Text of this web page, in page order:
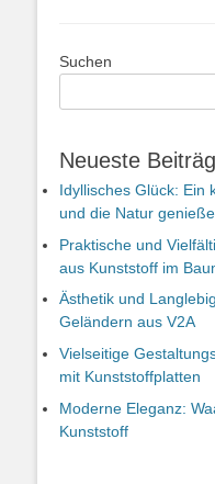
Suchen
Neueste
Idyllisches Glück: Ein
und die Natur
Praktische und
aus Kunststoff im
Ästhetik und
Geländern aus V2A
Vielseitige
mit Kunststoffplatten
Moderne Eleganz:
Kunststoff